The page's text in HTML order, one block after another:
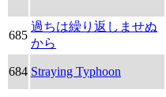
685
過ちは繰り返しませぬ
から
684 Straying Typhoon